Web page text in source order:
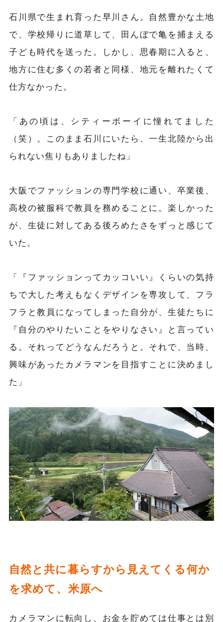
石川県で生まれ育った早川さん。自然豊かな土地
で、学校帰りに道草して、田んぼで亀を捕まえる
子ども時代を送った。しかし、思春期に入ると、
地方に住む多くの若者と同様、地元を離れたくて
仕方なかった。
「あの頃は、シティーボーイに憧れてました
（笑）。このまま石川にいたら、一生北陸から出
られない焦りもありましたね」
大阪でファッションの専門学校に通い、卒業後、
高校の被服科で教員を務めることに。楽しかった
が、生徒に対してある後ろめたさをずっと感じて
いた。
「『ファッションってカッコいい』くらいの気持
ちで大した考えもなくデザインを専攻して、フラ
フラと教員になってしまった自分が、生徒たちに
『自分のやりたいことをやりなさい』と言ってい
る。それってどうなんだろうと。それで、当時、
興味があったカメラマンを目指すことに決めまし
た」
自然と共に暮らすから見えてくる何か
を求めて、米原へ
カメラマンに転向し、お金を貯めては仕事とは別